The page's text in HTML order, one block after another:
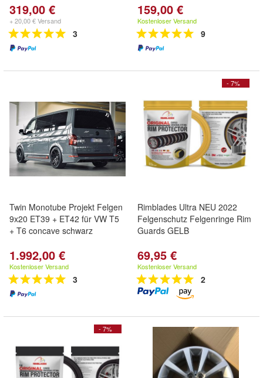
319,00 €
+ 20,00 € Versand
3
159,00 €
Kostenloser Versand
9
Twin Monotube Projekt Felgen
9x20 ET39 + ET42 für VW T5
+ T6 concave schwarz
1.992,00 €
Kostenloser Versand
3
- 7%
Rimblades Ultra NEU 2022
Felgenschutz Felgenringe Rim
Guards GELB
69,95 €
Kostenloser Versand
2
- 7%